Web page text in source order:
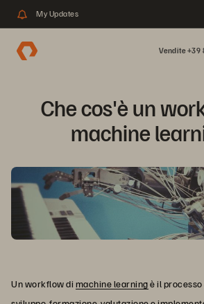
My Updates
Vendite +39
Che cos'è un
machine
Un workflow di machine learningè il